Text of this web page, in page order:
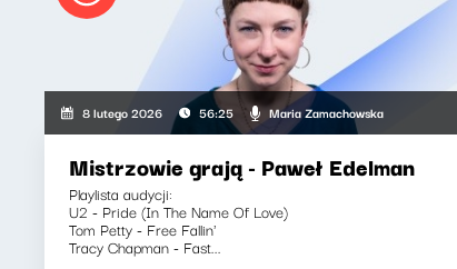
8 lutego 2026 56:25 Maria Zamachowska
Mistrzowie grają - Paweł Edelman
Playlista audycji:
U2 - Pride (In The Name Of Love)
Tom Petty - Free Fallin'
Tracy Chapman - Fast...